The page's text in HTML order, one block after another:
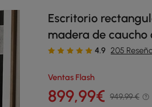
Escritorio
madera de caucho
4.9 205
Ventas Flash
899,99€ 949,99 €